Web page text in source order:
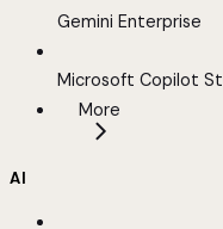
Gemini Enterprise
Microsoft Copilot
More
AI